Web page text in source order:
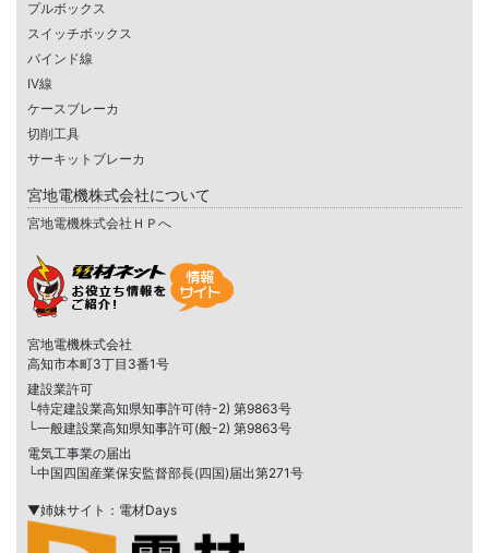
プルボックス
スイッチボックス
バインド線
IV線
ケースブレーカ
切削工具
サーキットブレーカ
宮地電機株式会社について
宮地電機株式会社ＨＰへ
宮地電機株式会社
高知市本町3丁目3番1号
建設業許可
└特定建設業高知県知事許可(特-2) 第9863号
└一般建設業高知県知事許可(般-2) 第9863号
電気工事業の届出
└中国四国産業保安監督部長(四国)届出第271号
▼姉妹サイト：電材Days